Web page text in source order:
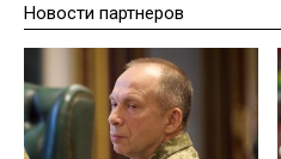
Новости партнеров